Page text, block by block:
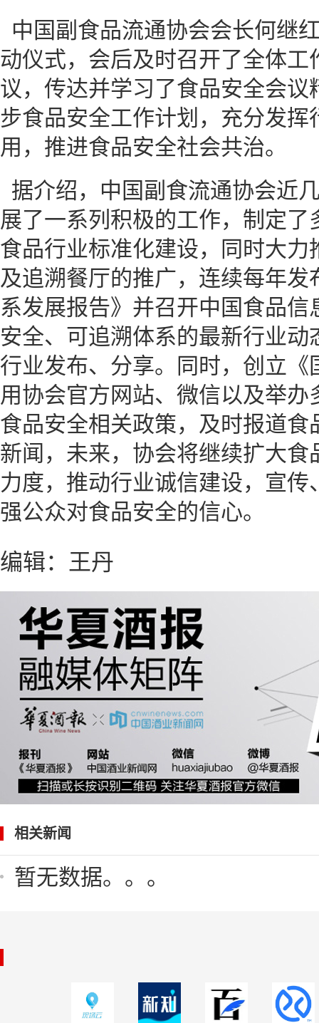
中国副食品流通协会会长何继
动仪式，会后及时召开了全体
议，传达并学习了食品安全会
步食品安全工作计划，充分发
用，推进食品安全社会共治。
据介绍，中国副食流通协会近
展了一系列积极的工作，制定
食品行业标准化建设，同时大
及追溯餐厅的推广，连续每年
系发展报告》并召开中国食品
安全、可追溯体系的最新行业
行业发布、分享。同时，创立
用协会官方网站、微信以及举
食品安全相关政策，及时报道
新闻，未来，协会将继续扩大
力度，推动行业诚信建设，宣
强公众对食品安全的信心。
编辑：王丹
相关新闻
暂无数据。。。